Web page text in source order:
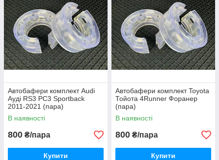
Автобафери комплект Audi
Ауді RS3 РС3 Sportback
2011-2021 (пара)
В наявності
800 ₴/пара
Купити
Автобафери комплект Toyota
Тойота 4Runner Форанер
(пара)
В наявності
800 ₴/пара
Купити